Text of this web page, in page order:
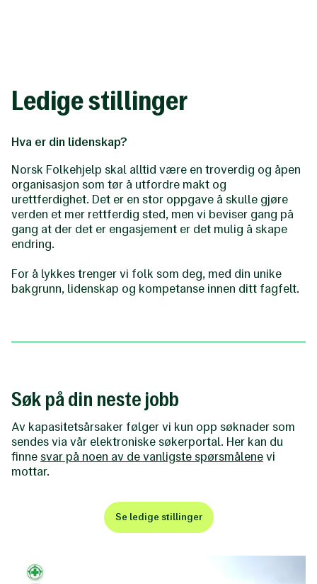
Ledige stillinger
Hva er din lidenskap?
Norsk Folkehjelp skal alltid være en troverdig og åpen
organisasjon som tør å utfordre makt og
urettferdighet. Det er en stor oppgave å skulle gjøre
verden et mer rettferdig sted, men vi beviser gang på
gang at der det er engasjement er det mulig å skape
endring.
For å lykkes trenger vi folk som deg, med din unike
bakgrunn, lidenskap og kompetanse innen ditt fagfelt.
Søk på din neste jobb
Av kapasitetsårsaker følger vi kun opp søknader som
sendes via vår elektroniske søkerportal. Her kan du
finnesvar på noen av de vanligste spørsmålenevi
mottar.
Se ledige stillinger